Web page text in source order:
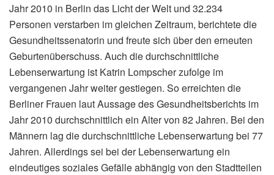
Jahr 2010 in Berlin das Licht der Welt und 32.234
Personen verstarben im gleichen Zeitraum, berichtete die
Gesundheitssenatorin und freute sich über den erneuten
Geburtenüberschuss. Auch die durchschnittliche
Lebenserwartung ist Katrin Lompscher zufolge im
vergangenen Jahr weiter gestiegen. So erreichten die
Berliner Frauen laut Aussage des Gesundheitsberichts im
Jahr 2010 durchschnittlich ein Alter von 82 Jahren. Bei den
Männern lag die durchschnittliche Lebenserwartung bei 77
Jahren. Allerdings sei bei der Lebenserwartung ein
eindeutiges soziales Gefälle abhängig von den Stadtteilen